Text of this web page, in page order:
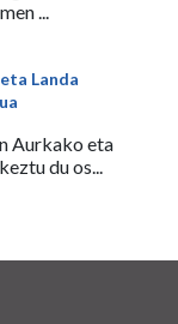
...
Landa
Aurkako eta
du os...